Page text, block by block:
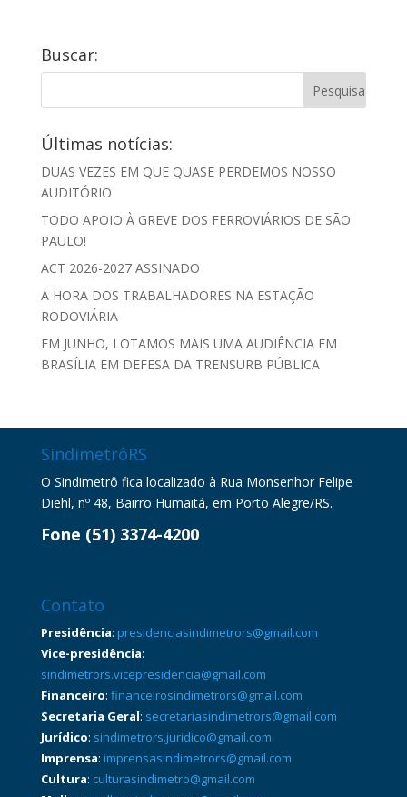
Buscar:
Últimas notícias:
DUAS VEZES EM QUE QUASE PERDEMOS NOSSO
AUDITÓRIO
TODO APOIO À GREVE DOS FERROVIÁRIOS DE SÃO
PAULO!
ACT 2026-2027 ASSINADO
A HORA DOS TRABALHADORES NA ESTAÇÃO
RODOVIÁRIA
EM JUNHO, LOTAMOS MAIS UMA AUDIÊNCIA EM
BRASÍLIA EM DEFESA DA TRENSURB PÚBLICA
SindimetrôRS
O Sindimetrô fica localizado à Rua Monsenhor Felipe
Diehl, nº 48, Bairro Humaitá, em Porto Alegre/RS.
Fone (51) 3374-4200
Contato
Presidência: presidenciasindimetrors@gmail.com
Vice-presidência:
sindimetrors.vicepresidencia@gmail.com
Financeiro: financeirosindimetrors@gmail.com
Secretaria Geral: secretariasindimetrors@gmail.com
Jurídico: sindimetrors.juridico@gmail.com
Imprensa: imprensasindimetrors@gmail.com
Cultura: culturasindimetro@gmail.com